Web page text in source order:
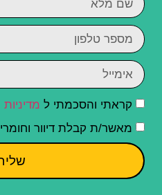
קראתי והסכמתי ל
מאשר/ת קבלת דיוור